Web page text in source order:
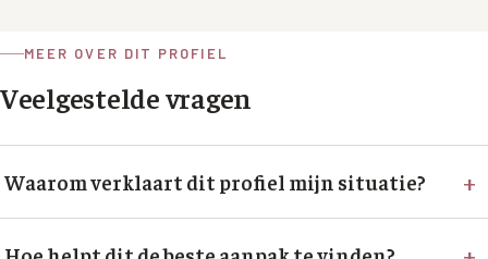
MEER OVER DIT PROFIEL
Veelgestelde vragen
Waarom verklaart dit profiel mijn situatie? +